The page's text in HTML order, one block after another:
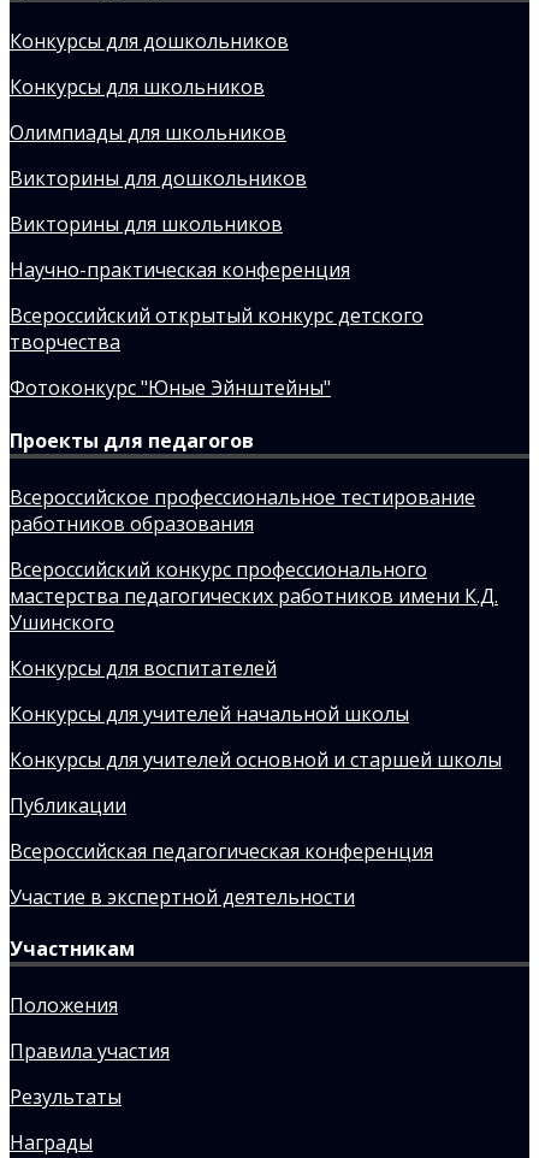
Конкурсы для дошкольников
Конкурсы для школьников
Олимпиады для школьников
Викторины для дошкольников
Викторины для школьников
Научно-практическая конференция
Всероссийский открытый конкурс детского
творчества
Фотоконкурс "Юные Эйнштейны"
Проекты для педагогов
Всероссийское профессиональное тестирование
работников образования
Всероссийский конкурс профессионального
мастерства педагогических работников имени К.Д.
Ушинского
Конкурсы для воспитателей
Конкурсы для учителей начальной школы
Конкурсы для учителей основной и старшей школы
Публикации
Всероссийская педагогическая конференция
Участие в экспертной деятельности
Участникам
Положения
Правила участия
Результаты
Награды